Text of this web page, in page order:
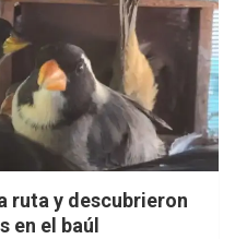
ruta y descubrieron
en el baúl